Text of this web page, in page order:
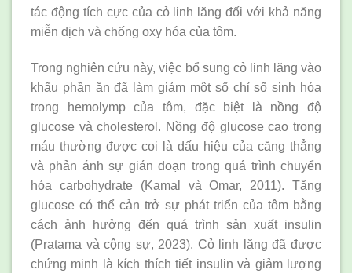
tác động tích cực của cỏ linh lăng đối với khả năng
miễn dịch và chống oxy hóa của tôm.
Trong nghiên cứu này, việc bổ sung cỏ linh lăng vào
khẩu phần ăn đã làm giảm một số chỉ số sinh hóa
trong hemolymp của tôm, đặc biệt là nồng độ
glucose và cholesterol. Nồng độ glucose cao trong
máu thường được coi là dấu hiệu của căng thẳng
và phản ánh sự gián đoạn trong quá trình chuyển
hóa carbohydrate (Kamal và Omar, 2011). Tăng
glucose có thể cản trở sự phát triển của tôm bằng
cách ảnh hưởng đến quá trình sản xuất insulin
(Pratama và cộng sự, 2023). Cỏ linh lăng đã được
chứng minh là kích thích tiết insulin và giảm lượng